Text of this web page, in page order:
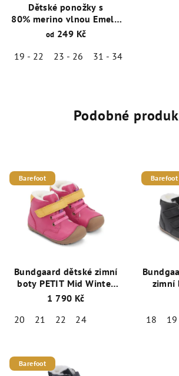
Dětské ponožky s
80% merino vlnou Emel -
Tm.Modré - ESK 100-51
od 249 Kč
19 - 22
23 - 26 31 - 34
Podobné
Barefoot
Bundgaard dětské zimní
boty PETIT Mid Winter
Lace Sport BG303260DG-
1 790 Kč
20
21 22 24
Barefoot
zimní
Winter
18
19
Barefoot